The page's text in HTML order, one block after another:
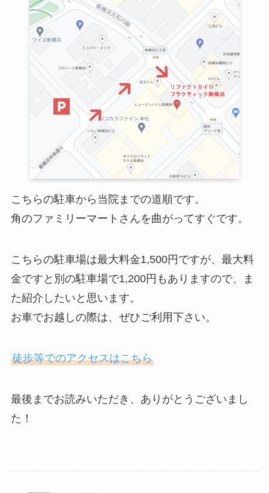
こちらの駐車から当院までの道順です。
角のファミリーマートさんを曲がってすぐです。
こちらの駐車場は最大料金1,500円ですが、最大料
金ですと別の駐車場で1,200円もありますので、ま
た紹介したいと思います。
お車でお越しの際は、ぜひご利用下さい。
徒歩等でのアクセスはこちら
最後までお読みいただき、ありがとうございまし
た！